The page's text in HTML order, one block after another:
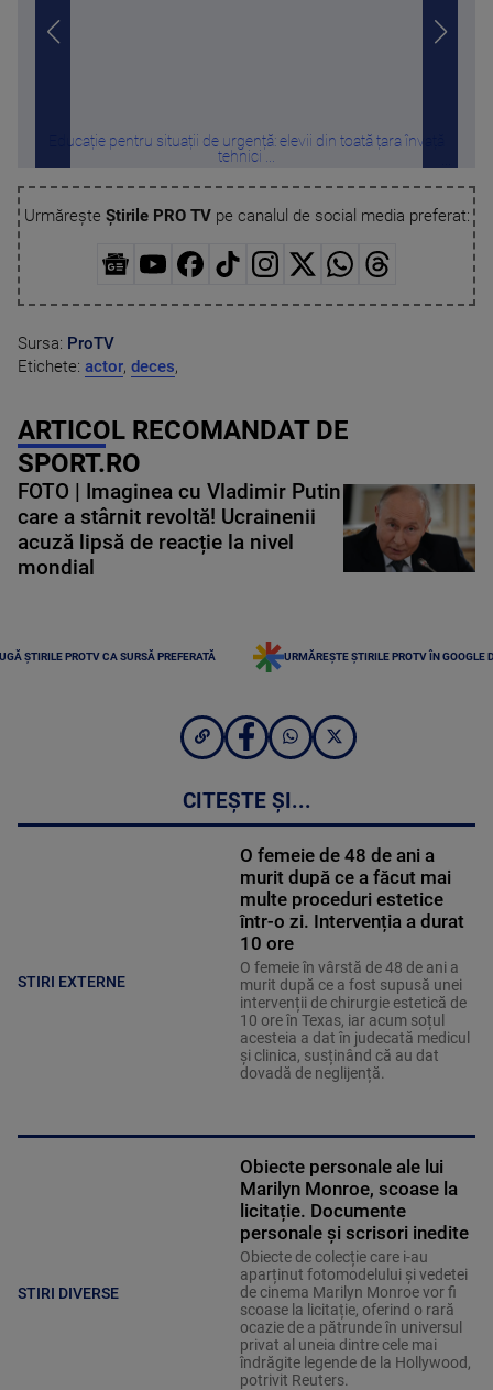
Educație pentru situații de urgență: elevii din toată țara învață
tehnici ...
Urmărește Știrile PRO TVpe canalul de social media preferat:
Sursa: ProTV
Etichete: actor, deces,
ARTICOL RECOMANDAT DE
SPORT.RO
FOTO | Imaginea cu Vladimir Putin
care a stârnit revoltă! Ucrainenii
acuză lipsă de reacție la nivel
mondial
ȘTIRILE PROTV CA SURSĂ PREFERATĂ URMĂREȘTE ȘTIRILE PROTV ÎN GOOGLE
CITEȘTE ȘI...
STIRI EXTERNE
O femeie de 48 de ani a
murit după ce a făcut mai
multe proceduri estetice
într-o zi. Intervenția a durat
10 ore
O femeie în vârstă de 48 de ani a
murit după ce a fost supusă unei
intervenții de chirurgie estetică de
10 ore în Texas, iar acum soțul
acesteia a dat în judecată medicul
și clinica, susținând că au dat
dovadă de neglijență.
STIRI DIVERSE
Obiecte personale ale lui
Marilyn Monroe, scoase la
licitație. Documente
personale și scrisori inedite
Obiecte de colecție care i-au
aparținut fotomodelului și vedetei
de cinema Marilyn Monroe vor fi
scoase la licitație, oferind o rară
ocazie de a pătrunde în universul
privat al uneia dintre cele mai
îndrăgite legende de la Hollywood,
potrivit Reuters.